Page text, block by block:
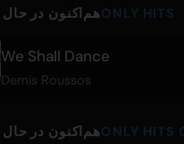
هم‌اکنون درONLY HITS
We Shall Dance
Demis Roussos
هم‌اکنون درONLY HITS